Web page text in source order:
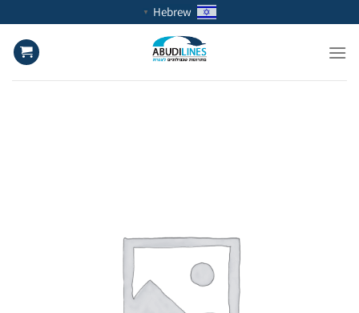
to
content
Hebrew
▼